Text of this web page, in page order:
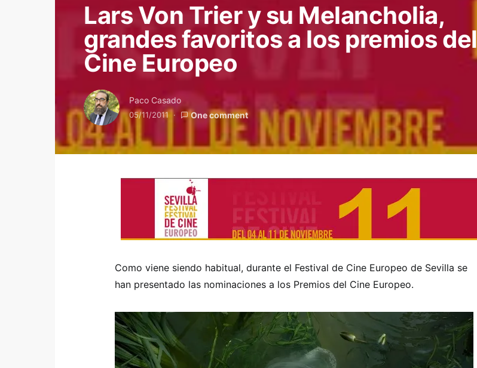
Lars Von Trier y su Melancholia,
grandes favoritos a los premios del
Cine Europeo
Paco Casado
05/11/2011 One comment
Como viene siendo habitual, durante el Festival de Cine Europeo de Sevilla se
han presentado las nominaciones a los Premios del Cine Europeo.